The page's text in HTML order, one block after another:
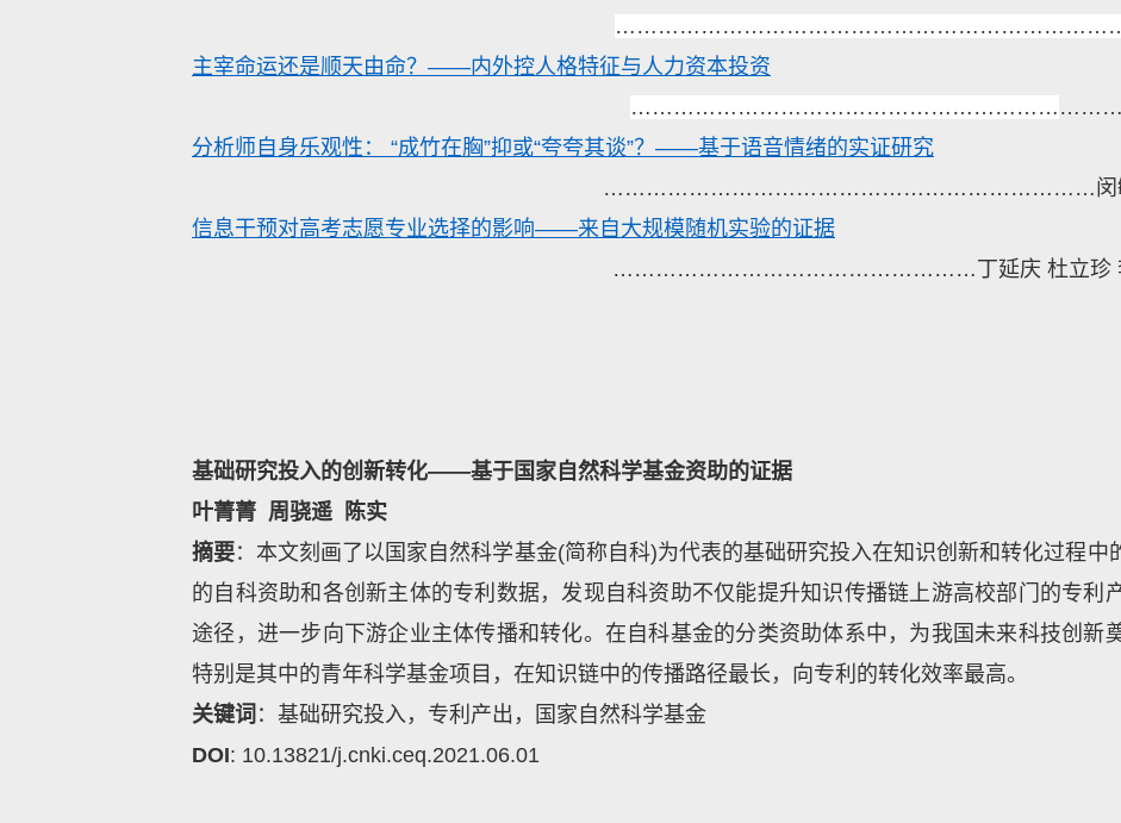
主宰命运还是顺天由命？——内外控人格特征与人力资本投资
……………………………………………………
分析师自身乐观性：
“成竹在胸”抑或“夸夸其谈”？ ——基于语音情绪的实证研究
…… ………………………………………………………
信息干预对高考志愿专业选择的影响——来自大规模随机实验的证据
……………………………………………丁延庆 杜立珍
基础研究投入的创新转化——基于国家自然科学基金资助的证据
叶菁菁 周骁遥
陈实
摘要：本文刻画了以国家自然科学基金(简称自科)为代表的基础研究投入在知识创新和转化过程中
的自科资助和各创新主体的专利数据，发现自科资助不仅能提升知识传播链上游高校部门的专利
途径，进一步向下游企业主体传播和转化。在自科基金的分类资助体系中，为我国未来科技创新
特别是其中的青年科学基金项目，在知识链中的传播路径最长，向专利的转化效率最高。
关键词 ：基础研究投入，专利产出，国家自然科学基金
DOI: 10.13821/j.cnki.ceq.2021.06.01